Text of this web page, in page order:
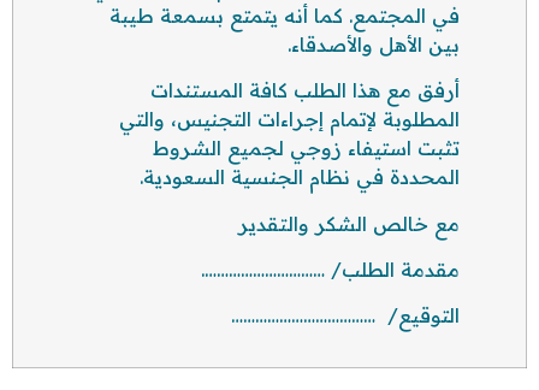
في المجتمع. كما أنه يتمتع بسمعة طيبة
بين الأهل والأصدقاء.
أرفق مع هذا الطلب كافة المستندات
المطلوبة لإتمام إجراءات التجنيس، والتي
تثبت استيفاء زوجي لجميع الشروط
المحددة في نظام الجنسية السعودية.
مع خالص الشكر والتقدير
مقدمة الطلب/ ………………………….
التوقيع/ ………………………………